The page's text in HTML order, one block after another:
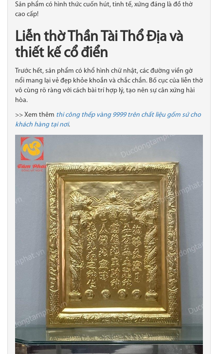
Sản phẩm có hình thức cuốn hút, tinh tế, xứng đáng là đồ thờ
cao cấp!
Liễn thờ Thần Tài Thổ Địa và
thiết kế cổ điển
Trước hết, sản phẩm có khổ hình chữ nhật, các đường viền gờ
nổi mang lại vẻ đẹp khỏe khoắn và chắc chắn. Bố cục của liễn thờ
vô cùng rõ ràng với cách bài trí hợp lý, tạo nên sự cân xứng hài
hòa.
>> Xem thêm thi công thếp vàng 9999 trên chất liệu gốm sứ cho
khách hàng tại nơi.